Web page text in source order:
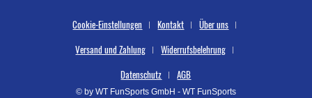
Cookie-Einstellungen Kontakt
Über uns
Versand und Zahlung
Widerrufsbelehrung
Datenschutz
AGB
© by WT FunSports GmbH - WT FunSports